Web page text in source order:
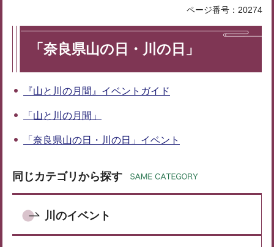
ページ番号：20274
「奈良県山の日・川の日」
『山と川の月間』イベントガイド
「山と川の月間」
「奈良県山の日・川の日」イベント
同じカテゴリから探す
川のイベント